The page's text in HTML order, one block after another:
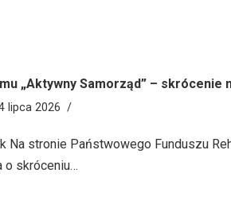
„Aktywny Samorząd” – skrócenie
lipca 2026
Na stronie Państwowego Funduszu
o skróceniu…